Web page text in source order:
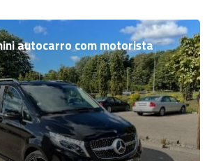
autocarro com motorista